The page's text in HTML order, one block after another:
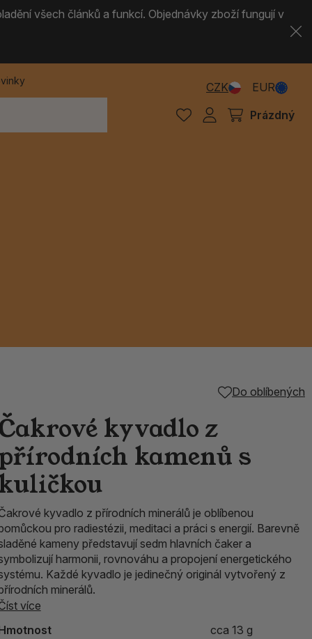
všech článků a funkcí. Objednávky zboží fungují v
CZK
EUR
Prázdný
Orientální kovové
lucerny
Do oblíbených
kyvadlo z
kamenů s
kyvadlo z přírodních minerálů je oblíbenou
pro radiestézii, meditaci a práci s energií. Barevně
kameny představují sedm hlavních čaker a
harmonii, rovnováhu a propojení energetického
Každé kyvadlo je jedinečný originál vytvořený z
minerálů.
více
cca 13 g